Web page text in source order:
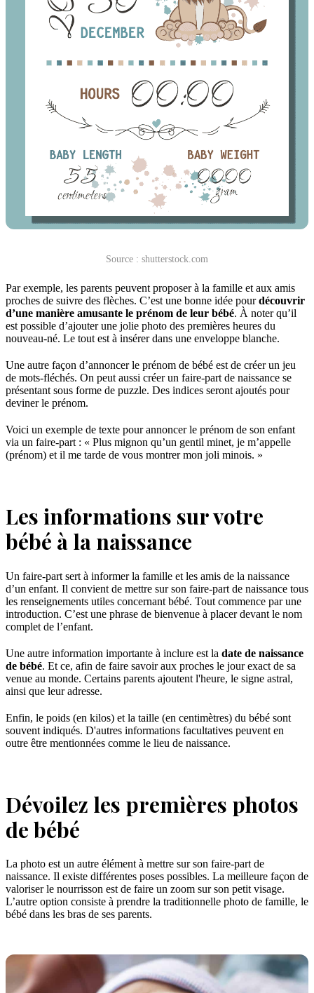
Source : shutterstock.com
Par exemple, les parents peuvent proposer à la famille et aux amis
proches de suivre des flèches. C’est une bonne idée pourdécouvrir
d’une manière amusante le prénom de leur bébé. À noter qu’il
est possible d’ajouter une jolie photo des premières heures du
nouveau-né. Le tout est à insérer dans une enveloppe blanche.
Une autre façon d’annoncer le prénom de bébé est de créer un jeu
de mots-fléchés. On peut aussi créer un faire-part de naissance se
présentant sous forme de puzzle. Des indices seront ajoutés pour
deviner le prénom.
Voici un exemple de texte pour annoncer le prénom de son enfant
via un faire-part : « Plus mignon qu’un gentil minet, je m’appelle
(prénom) et il me tarde de vous montrer mon joli minois. »
Les informations sur votre
bébé à la naissance
Un faire-part sert à informer la famille et les amis de la naissance
d’un enfant. Il convient de mettre sur son faire-part de naissance tous
les renseignements utiles concernant bébé. Tout commence par une
introduction. C’est une phrase de bienvenue à placer devant le nom
complet de l’enfant.
Une autre information importante à inclure est la date de naissance
de bébé. Et ce, afin de faire savoir aux proches le jour exact de sa
venue au monde. Certains parents ajoutent l'heure, le signe astral,
ainsi que leur adresse.
Enfin, le poids (en kilos) et la taille (en centimètres) du bébé sont
souvent indiqués. D'autres informations facultatives peuvent en
outre être mentionnées comme le lieu de naissance.
Dévoilez les premières photos
de bébé
La photo est un autre élément à mettre sur son faire-part de
naissance. Il existe différentes poses possibles. La meilleure façon de
valoriser le nourrisson est de faire un zoom sur son petit visage.
L’autre option consiste à prendre la traditionnelle photo de famille, le
bébé dans les bras de ses parents.